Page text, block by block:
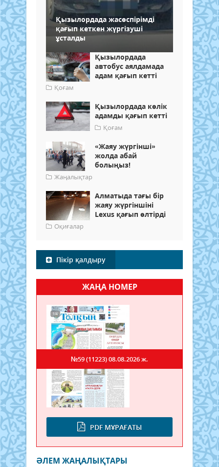
Қызылордада жасөспірімді
қағып кеткен жүргізуші
ұсталды
Қызылордада
автобус аялдамада
адам қағып кетті
Қоғам
Қызылордада көлік
адамды қағып кетті
Қоғам
«Жаяу жүргінші»
жолда абай
болыңыз!
Жаңалықтар
Алматыда тағы бір
жаяу жүргіншіні
Lexus қағып өлтірді
Оқиғалар
Пікір қалдыру
ЖАҢА НОМЕР
PDF МҰРАҒАТЫ
№59 (11223)08.08.2026 ж.
ӘЛЕМ ЖАҢАЛЫҚТАРЫ